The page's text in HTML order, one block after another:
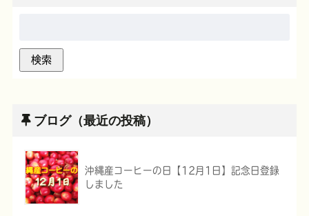
ブログ（最近の投稿）
沖縄産コーヒーの日【12月1日】記念日登録
しました